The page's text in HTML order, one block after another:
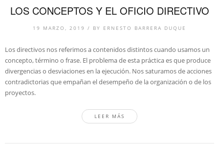
LOS CONCEPTOS Y EL OFICIO DIRECTIVO
19 MARZO, 2019 / BY ERNESTO BARRERA DUQUE
Los directivos nos referimos a contenidos distintos cuando usamos un
concepto, término o frase. El problema de esta práctica es que produce
divergencias o desviaciones en la ejecución. Nos saturamos de acciones
contradictorias que empañan el desempeño de la organización o de los
proyectos.
LEER MÁS